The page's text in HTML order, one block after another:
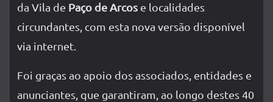
da Vila de Paço de Arcos e localidades
circundantes, com esta nova versão disponível
via internet.
Foi graças ao apoio dos associados, entidades e
anunciantes, que garantiram, ao longo destes 40